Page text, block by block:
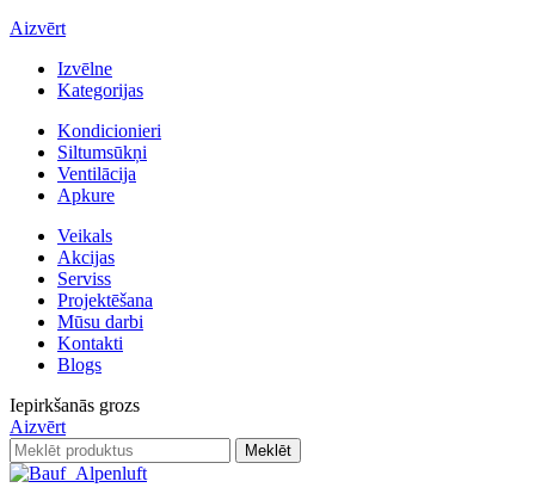
Aizvērt
Izvēlne
Kategorijas
Kondicionieri
Siltumsūkņi
Ventilācija
Apkure
Veikals
Akcijas
Serviss
Projektēšana
Mūsu darbi
Kontakti
Blogs
Iepirkšanās grozs
Aizvērt
Meklēt